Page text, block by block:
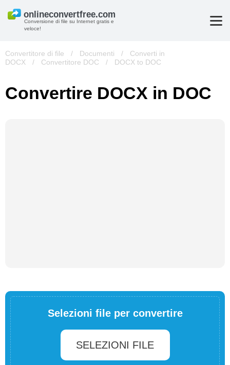
Conversione di file su Internet gratis e
veloce!
Convertitore di file / Documenti /
Converti in
DOCX
/ Convertitore DOC / DOCX to DOC
Convertire DOCX in DOC
Selezioni file per convertire
SELEZIONI FILE